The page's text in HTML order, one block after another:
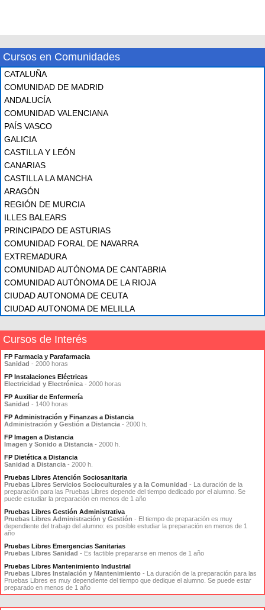
Cursos en Comunidades
CATALUÑA
COMUNIDAD DE MADRID
ANDALUCÍA
COMUNIDAD VALENCIANA
PAÍS VASCO
GALICIA
CASTILLA Y LEÓN
CANARIAS
CASTILLA LA MANCHA
ARAGÓN
REGIÓN DE MURCIA
ILLES BALEARS
PRINCIPADO DE ASTURIAS
COMUNIDAD FORAL DE NAVARRA
EXTREMADURA
COMUNIDAD AUTÓNOMA DE CANTABRIA
COMUNIDAD AUTÓNOMA DE LA RIOJA
CIUDAD AUTONOMA DE CEUTA
CIUDAD AUTONOMA DE MELILLA
Cursos de Interés
FP Farmacia y Parafarmacia
Sanidad - 2000 horas
FP Instalaciones Eléctricas
Electricidad y Electrónica - 2000 horas
FP Auxiliar de Enfermería
Sanidad - 1400 horas
FP Administración y Finanzas a Distancia
Administración y Gestión a Distancia - 2000 h.
FP Imagen a Distancia
Imagen y Sonido a Distancia - 2000 h.
FP Dietética a Distancia
Sanidad a Distancia - 2000 h.
Pruebas Libres Atención Sociosanitaria
Pruebas Libres Servicios Socioculturales y a la Comunidad - La duración de la
preparación para las Pruebas Libres depende del tiempo dedicado por el alumno. Se
puede estudiar la preparación en menos de 1 año
Pruebas Libres Gestión Administrativa
Pruebas Libres Administración y Gestión - El tiempo de preparación es muy
dependiente del trabajo del alumno: es posible estudiar la preparación en menos de 1
año
Pruebas Libres Emergencias Sanitarias
Pruebas Libres Sanidad - Es factible prepararse en menos de 1 año
Pruebas Libres Mantenimiento Industrial
Pruebas Libres Instalación y Mantenimiento - La duración de la preparación para las
Pruebas Libres es muy dependiente del tiempo que dedique el alumno. Se puede estar
preparado en menos de 1 año